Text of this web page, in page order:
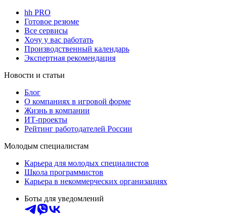
hh PRO
Готовое резюме
Все сервисы
Хочу у вас работать
Производственный календарь
Экспертная рекомендация
Новости и статьи
Блог
О компаниях в игровой форме
Жизнь в компании
ИТ-проекты
Рейтинг работодателей России
Молодым специалистам
Карьера для молодых специалистов
Школа программистов
Карьера в некоммерческих организациях
Боты для уведомлений